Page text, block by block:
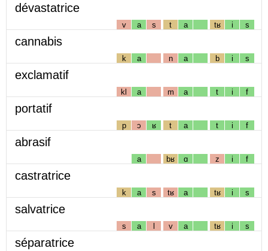
dévastatrice
v a s t a tʁ i s
cannabis
k a n a b i s
exclamatif
kl a m a t i f
portatif
p ɔ ʁ t a t i f
abrasif
a bʁ ɑ z i f
castratrice
k a s tʁ a tʁ i s
salvatrice
s a l v a tʁ i s
séparatrice